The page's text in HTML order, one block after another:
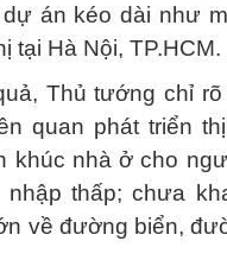
án kéo dài như
tại Hà Nội, TP.HCM.
Thủ tướng chỉ
quan phát triển
khúc nhà ở cho
nhập thấp; chưa
về đường biển,